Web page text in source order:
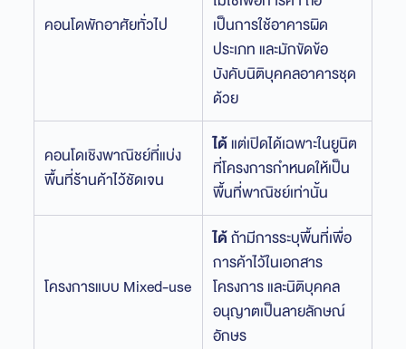
คอนโดพักอาศัยทั่วไป
เป็นการใช้อาคารผิด
ประเภท และมักขัดข้อ
บังคับนิติบุคคลอาคารชุด
ด้วย
คอนโดเชิงพาณิชย์ที่แบ่ง
พื้นที่ร้านค้าไว้ชัดเจน
ได้แต่เปิดได้เฉพาะในยูนิต
ที่โครงการกำหนดให้เป็น
พื้นที่พาณิชย์เท่านั้น
โครงการแบบ Mixed-use
ได้ถ้ามีการระบุพื้นที่เพื่อ
การค้าไว้ในเอกสาร
โครงการ และนิติบุคคล
อนุญาตเป็นลายลักษณ์
อักษร